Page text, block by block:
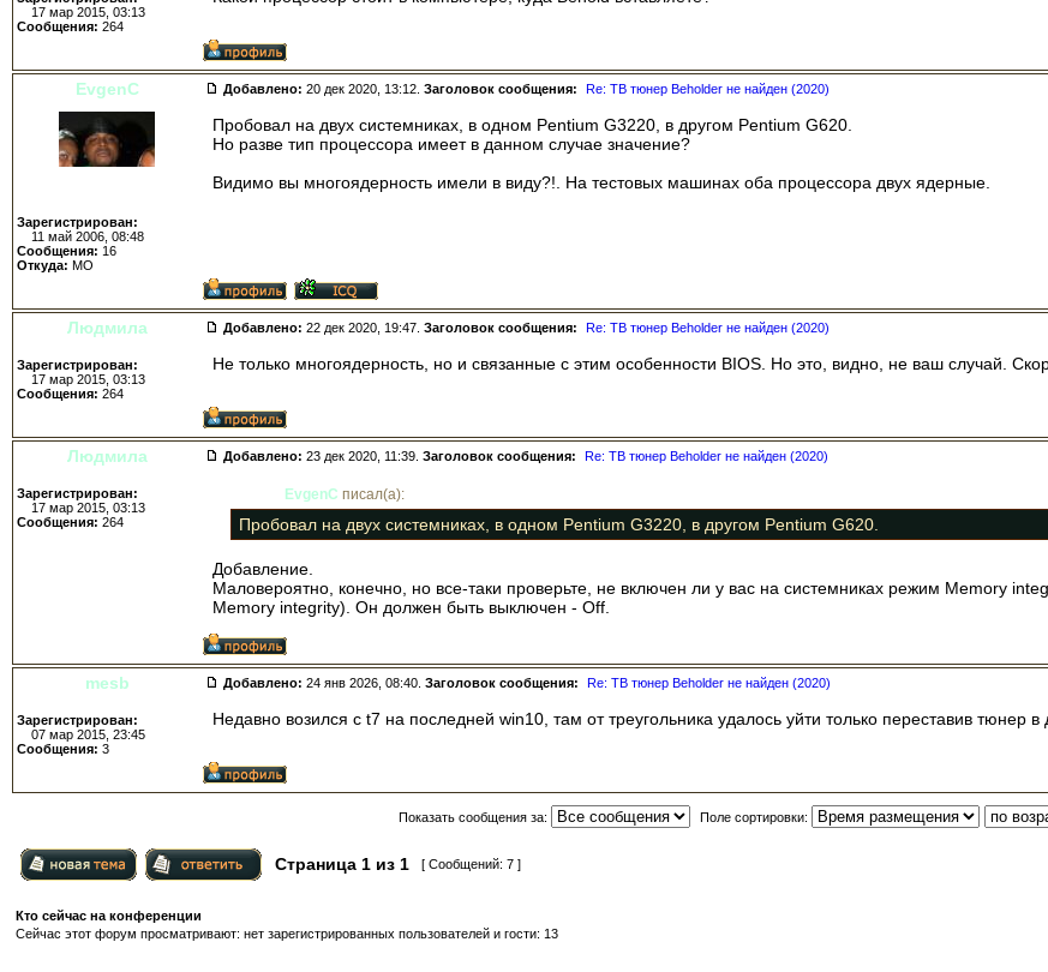
17 мар 2015, 03:13
Сообщения: 264
EvgenC Добавлено: 20 дек 2020, 13:12. Заголовок сообщения: Re: ТВ тюнер Beholder не найден (2020)
Зарегистрирован:
11 май 2006, 08:48
Сообщения: 16
Откуда: МО
Пробовал на двух системниках, в одном Pentium G3220, в другом Pentium G620.
Но разве тип процессора имеет в данном случае значение?
Видимо вы многоядерность имели в виду?!. На тестовых машинах оба процессора двух ядерные.
Людмила Добавлено: 22 дек 2020, 19:47. Заголовок сообщения: Re: ТВ тюнер Beholder не найден (2020)
Зарегистрирован:
17 мар 2015, 03:13
Сообщения: 264
Не только многоядерность, но и связанные с этим особенности BIOS. Но это, видно, не ваш случай.
Людмила Добавлено: 23 дек 2020, 11:39. Заголовок сообщения: Re: ТВ тюнер Beholder не найден (2020)
Зарегистрирован:
17 мар 2015, 03:13
Сообщения: 264
EvgenC писал(а):
Пробовал на двух системниках, в одном Pentium G3220, в другом Pentium G620.
Добавление.
Маловероятно, конечно, но все-таки проверьте, не включен ли у вас на системниках режим Memory
Memory integrity). Он должен быть выключен - Off.
mesb Добавлено: 24 янв 2026, 08:40. Заголовок сообщения: Re: ТВ тюнер Beholder не найден (2020)
Зарегистрирован:
07 мар 2015, 23:45
Сообщения: 3
Недавно возился с t7 на последней win10, там от треугольника удалось уйти только переставив тюнер в
Показать сообщения за: Поле сортировки:
Страница 1 из 1 [ Сообщений: 7 ]
Кто сейчас на конференции
Сейчас этот форум просматривают: нет зарегистрированных пользователей и гости: 13